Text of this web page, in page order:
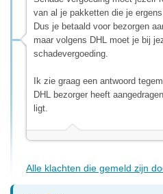
van al je pakketten die je
Dus je betaald voor bezorgen
maar volgens DHL moet je bij
schadevergoeding.
Ik zie graag een antwoord
DHL bezorger heeft
ligt.
Alle klachten die gemeld zijn